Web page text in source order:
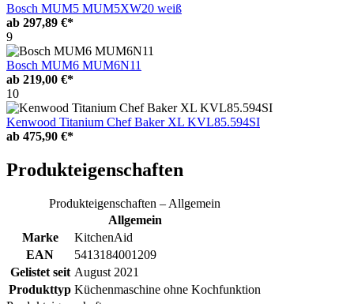
Bosch MUM5 MUM5XW20 weiß
ab 297,89 €*
9
Bosch MUM6 MUM6N11
ab 219,00 €*
10
Kenwood Titanium Chef Baker XL KVL85.594SI
ab 475,90 €*
Produkteigenschaften
Produkteigenschaften – Allgemein
Allgemein
Marke
KitchenAid
EAN
5413184001209
Gelistet seit August 2021
Produkttyp Küchenmaschine ohne Kochfunktion